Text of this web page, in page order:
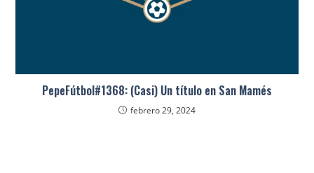
PepeFútbol#1368: (Casi) Un título en San Mamés
febrero 29, 2024